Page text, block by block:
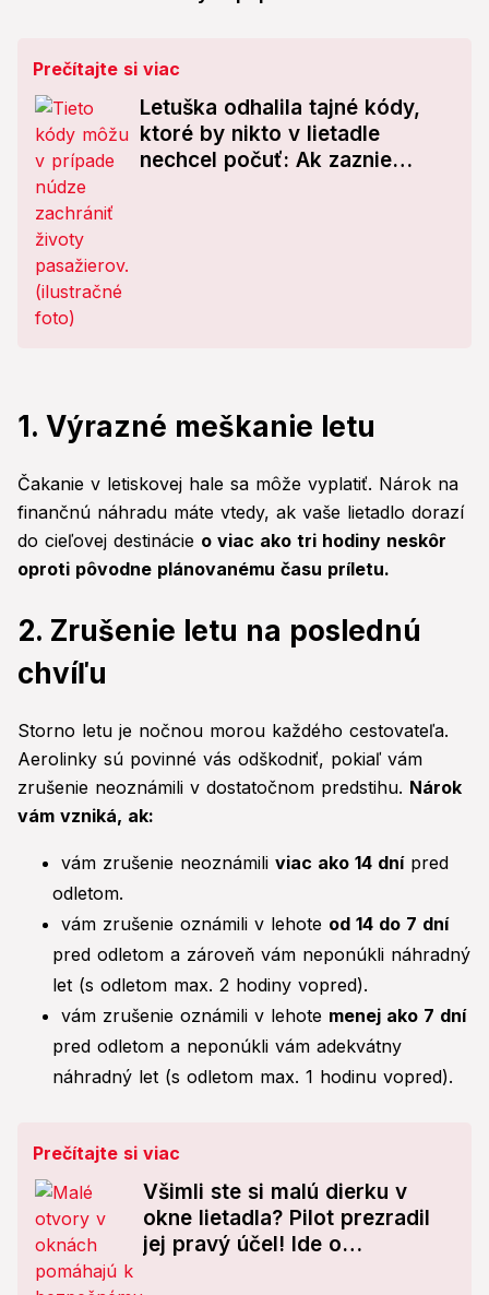
Prečítajte si viac
Letuška odhalila tajné kódy,
ktoré by nikto v lietadle
nechcel počuť: Ak zaznie
1. Výrazné meškanie letu
Čakanie v letiskovej hale sa môže vyplatiť. Nárok na
finančnú náhradu máte vtedy, ak vaše lietadlo dorazí
do cieľovej destinácie o viac ako tri hodiny neskôr
oproti pôvodne plánovanému času príletu.
2. Zrušenie letu na poslednú
chvíľu
Storno letu je nočnou morou každého cestovateľa.
Aerolinky sú povinné vás odškodniť, pokiaľ vám
zrušenie neoznámili v dostatočnom predstihu. Nárok
vám vzniká, ak:
vám zrušenie neoznámili viac ako 14 dnípred
odletom.
vám zrušenie oznámili v lehote od 14 do 7 dní
pred odletom a zároveň vám neponúkli náhradný
let (s odletom max. 2 hodiny vopred).
vám zrušenie oznámili v lehote menej ako 7 dní
pred odletom a neponúkli vám adekvátny
náhradný let (s odletom max. 1 hodinu vopred).
Prečítajte si viac
Všimli ste si malú dierku v
okne lietadla? Pilot prezradil
jej pravý účel! Ide o